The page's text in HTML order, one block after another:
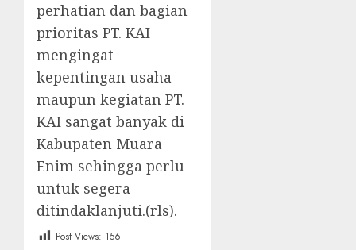
perhatian dan bagian
prioritas PT. KAI
mengingat
kepentingan usaha
maupun kegiatan PT.
KAI sangat banyak di
Kabupaten Muara
Enim sehingga perlu
untuk segera
ditindaklanjuti.(rls).
Post Views: 156